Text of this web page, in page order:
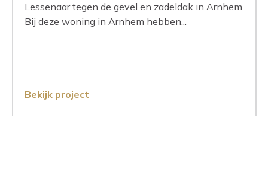
Lessenaar tegen de gevel en zadeldak in Arnhem
Bij deze woning in Arnhem hebben...
Bekijk project